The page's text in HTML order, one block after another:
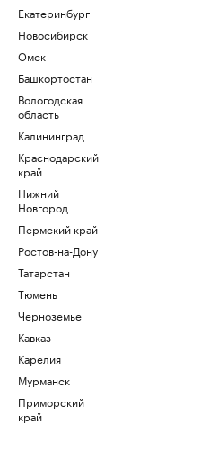
Екатеринбург
Новосибирск
Омск
Башкортостан
Вологодская
область
Калининград
Краснодарский
край
Нижний
Новгород
Пермский край
Ростов-на-Дону
Татарстан
Тюмень
Черноземье
Кавказ
Карелия
Мурманск
Приморский
край